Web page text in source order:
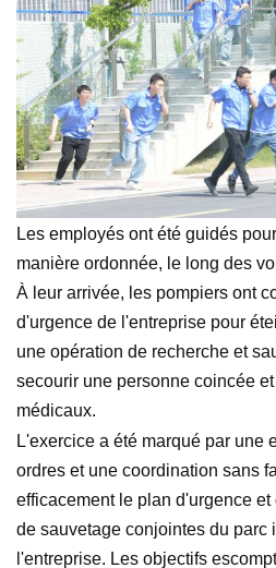
Les employés ont été guidés
manière ordonnée, le long des
À leur arrivée, les pompiers ont
d'urgence de l'entreprise pour
une opération de recherche et
secourir une personne coincée
médicaux.
L'exercice a été marqué par une
ordres et une coordination sans
efficacement le plan d'urgence
de sauvetage conjointes du parc
l'entreprise. Les objectifs